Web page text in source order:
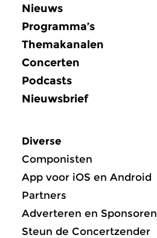
Nieuws
Programma’s
Themakanalen
Concerten
Podcasts
Nieuwsbrief
Diverse
Componisten
App voor iOS en Android
Partners
Adverteren en Sponsoren
Steun de Concertzender